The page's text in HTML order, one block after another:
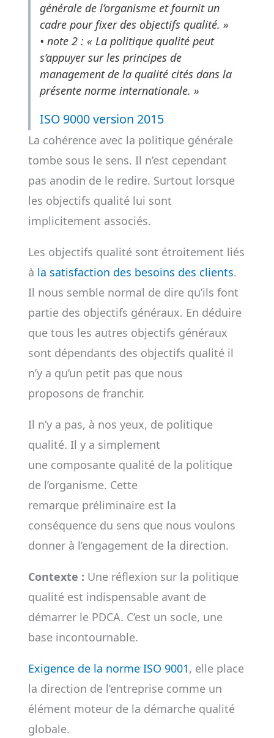
générale de l’organisme et fournit un
cadre pour fixer des objectifs qualité. »
• note 2 : « La politique qualité peut
s’appuyer sur les principes de
management de la qualité cités dans la
présente norme internationale. »
ISO 9000 version 2015
La cohérence avec la politique générale
tombe sous le sens. Il n’est cependant
pas anodin de le redire. Surtout lorsque
les objectifs qualité lui sont
implicitement associés.
Les objectifs qualité sont étroitement liés
à la satisfaction des besoins des clients.
Il nous semble normal de dire qu’ils font
partie des objectifs généraux. En déduire
que tous les autres objectifs généraux
sont dépendants des objectifs qualité il
n’y a qu’un petit pas que nous
proposons de franchir.
Il n’y a pas, à nos yeux, de politique
qualité. Il y a simplement
une composante qualité de la politique
de l’organisme. Cette
remarque préliminaire est la
conséquence du sens que nous voulons
donner à l’engagement de la direction.
Contexte : Une réflexion sur la politique
qualité est indispensable avant de
démarrer le PDCA. C’est un socle, une
base incontournable.
Exigence de la norme ISO 9001, elle place
la direction de l’entreprise comme un
élément moteur de la démarche qualité
globale.